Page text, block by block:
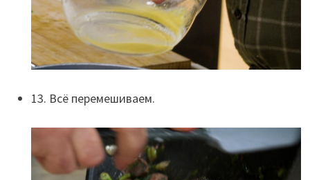
13. Всё перемешиваем.